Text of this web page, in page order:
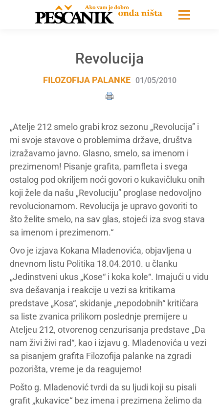
Revolucija
FILOZOFIJA PALANKE 01/05/2010
„Atelje 212 smelo grabi kroz sezonu „Revolucija” i
mi svoje stavove o problemima države, društva
izražavamo javno. Glasno, smelo, sa imenom i
prezimenom! Pisanje grafita, pamfleta i svega
ostalog pod okriljem noći govori o kukavičluku onih
koji žele da našu „Revoluciju” proglase nedovoljno
revolucionarnom. Revolucija je upravo govoriti to
što želite smelo, na sav glas, stojeći iza svog stava
sa imenom i prezimenom.“
Ovo je izjava Kokana Mladenovića, objavljena u
dnevnom listu Politika 18.04.2010. u članku
„Jedinstveni ukus „Kose“ i koka kole“. Imajući u vidu
sva dešavanja i reakcije u vezi sa kritikama
predstave „Kosa“, skidanje „nepodobnih“ kritičara
sa liste zvanica prilikom poslednje premijere u
Ateljeu 212, otvorenog cenzurisanja predstave „Da
nam živi živi rad“, kao i izjavu g. Mladenovića u vezi
sa pisanjem grafita Filozofija palanke na zgradi
pozorišta, vreme je da reagujemo!
Pošto g. Mladenović tvrdi da su ljudi koji su pisali
grafit „kukavice“ bez imena i prezimena želimo da